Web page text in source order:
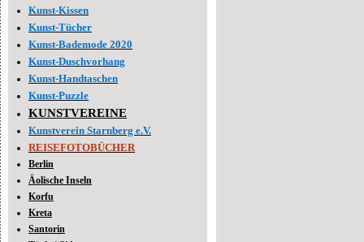
Kunst-Kissen
Kunst-Tücher
Kunst-Bademode 2020
Kunst-Duschvorhang
Kunst-Handtaschen
Kunst-Puzzle
KUNSTVEREINE
Kunstverein Starnberg e.V.
REISEFOTOBÜCHER
Berlin
Äolische Inseln
Korfu
Kreta
Santorin